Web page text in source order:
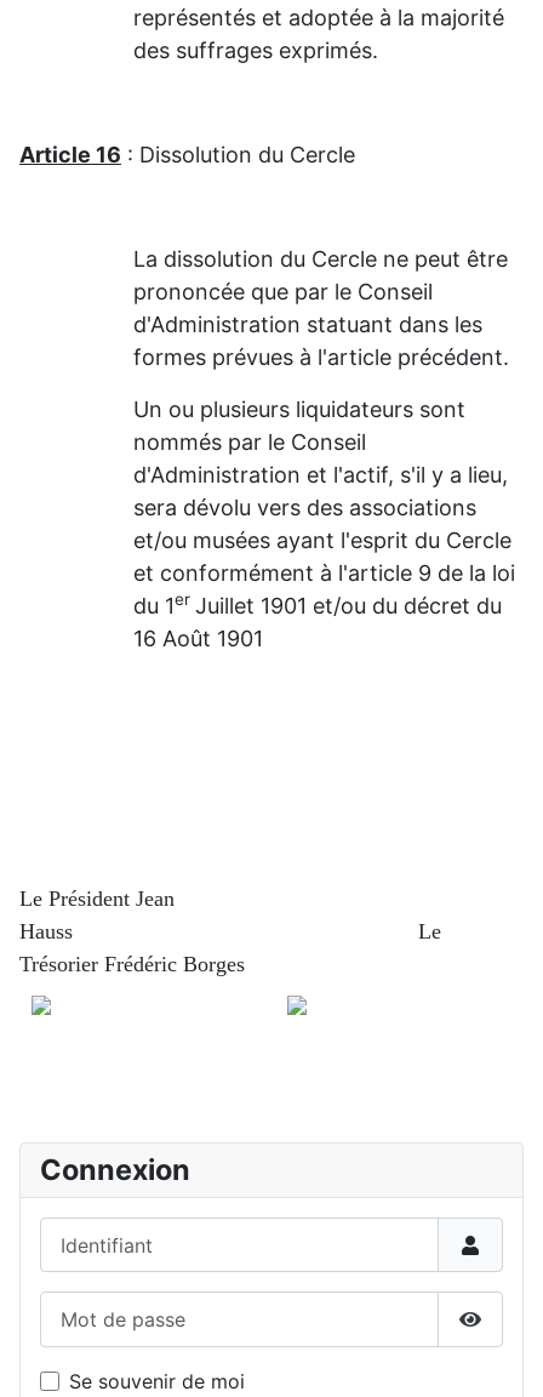
Connexion
Se souvenir de moi
représentés et adoptée à la majorité
des suffrages exprimés.
Article 16 : Dissolution du Cercle
La dissolution du Cercle ne peut être
prononcée que par le Conseil
d'Administration statuant dans les
formes prévues à l'article précédent.
Un ou plusieurs liquidateurs sont
nommés par le Conseil
d'Administration et l'actif, s'il y a lieu,
sera dévolu vers des associations
et/ou musées ayant l'esprit du Cercle
et conformément à l'article 9 de la loi
du 1er Juillet 1901 et/ou du décret du
16 Août 1901
Le Président Jean
Hauss
Le
Trésorier Frédéric Borges